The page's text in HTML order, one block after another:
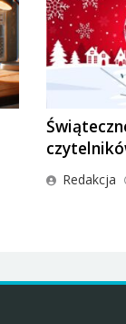
Redakcja